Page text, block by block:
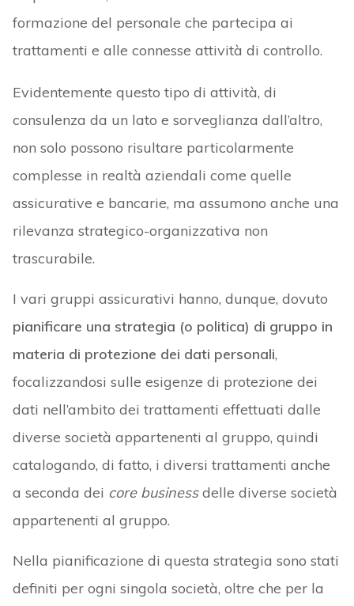
formazione del personale che partecipa ai
trattamenti e alle connesse attività di controllo.
Evidentemente questo tipo di attività, di
consulenza da un lato e sorveglianza dall’altro,
non solo possono risultare particolarmente
complesse in realtà aziendali come quelle
assicurative e bancarie, ma assumono anche una
rilevanza strategico-organizzativa non
trascurabile.
I vari gruppi assicurativi hanno, dunque, dovuto
pianificare una strategia (o politica) di gruppo in
materia di protezione dei dati personali,
focalizzandosi sulle esigenze di protezione dei
dati nell’ambito dei trattamenti effettuati dalle
diverse società appartenenti al gruppo, quindi
catalogando, di fatto, i diversi trattamenti anche
a seconda dei core businessdelle diverse società
appartenenti al gruppo.
Nella pianificazione di questa strategia sono stati
definiti per ogni singola società, oltre che per la